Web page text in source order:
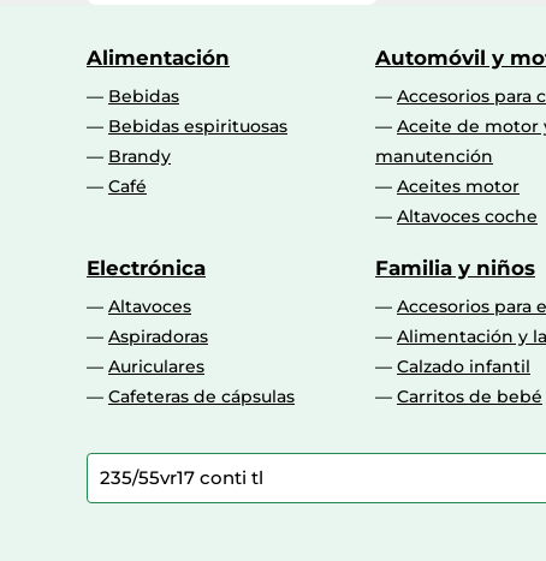
Alimentación
Bebidas
Bebidas espirituosas
Brandy
Café
Automóvil y
Accesorios para
Aceite de motor
manutención
Aceites motor
Altavoces coche
Electrónica
Altavoces
Aspiradoras
Auriculares
Cafeteras de cápsulas
Familia y niños
Accesorios para
Alimentación y
Calzado infantil
Carritos de bebé